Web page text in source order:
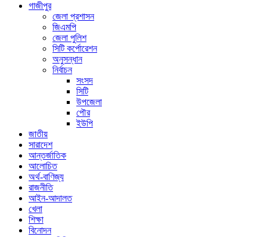
গাজীপুর
জেলা প্রশাসন
জিএমপি
জেলা পুলিশ
সিটি কর্পোরেশন
অনুসন্ধান
নির্বাচন
সংসদ
সিটি
উপজেলা
পৌর
ইউপি
জাতীয়
সারাদেশ
আন্তর্জাতিক
আলোচিত
অর্থ-বাণিজ্য
রাজনীতি
আইন-আদালত
খেলা
শিক্ষা
বিনোদন